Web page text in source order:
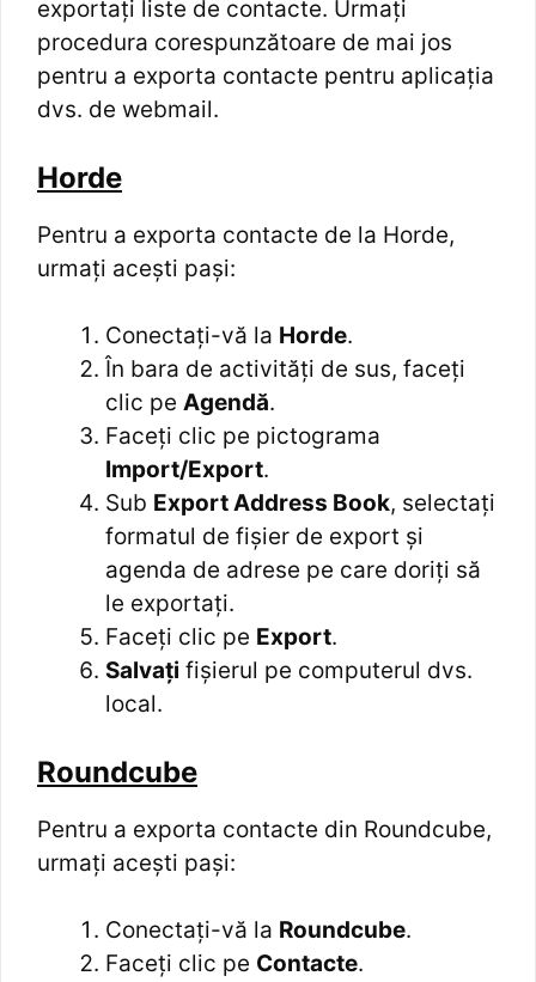
exportați liste de contacte. Urmați
procedura corespunzătoare de mai jos
pentru a exporta contacte pentru aplicația
dvs. de webmail.
Horde
Pentru a exporta contacte de la Horde,
urmați acești pași:
Conectați-vă la Horde.
În bara de activități de sus, faceți
clic pe Agendă.
Faceți clic pe pictograma
Import/Export.
Sub Export Address Book, selectați
formatul de fișier de export și
agenda de adrese pe care doriți să
le exportați.
Faceți clic pe Export.
Salvați fișierul pe computerul dvs.
local.
Roundcube
Pentru a exporta contacte din Roundcube,
urmați acești pași:
Conectați-vă la Roundcube.
Faceți clic pe Contacte.